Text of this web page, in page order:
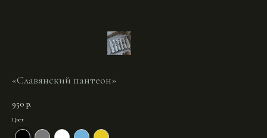
«Славянский пантеон»
950 р.
Цвет